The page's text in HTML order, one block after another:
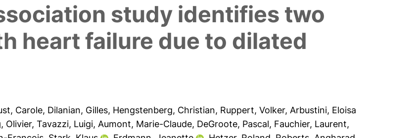
study identifies two
heart failure due to dilated
Carole, Dilanian, Gilles, Hengstenberg, Christian, Ruppert, Volker,Arbustini, Eloisa
Olivier,Tavazzi, Luigi,Aumont, Marie-Claude, DeGroote, Pascal, Fauchier, Laurent,